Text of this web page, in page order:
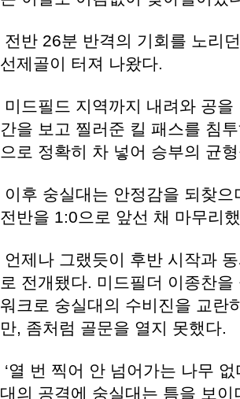
전반 26분 반격의 기회를 노리
선제골이 터져 나왔다.
미드필드 지역까지 내려와 공
간을 보고 찔러준 킬 패스를 침
으로 정확히 차 넣어 승부의 균
이후 숭실대는 안정감을 되찾
전반을 1:0으로 앞선 채 마무리
언제나 그랬듯이 후반 시작과
로 전개됐다. 미드필더 이종찬
워크로 숭실대의 수비진을 교란
만, 좀처럼 골문을 열지 못했다.
‘열 번 찍어 안 넘어가는 나무
대의 공격에 숭실대는 틈을 보